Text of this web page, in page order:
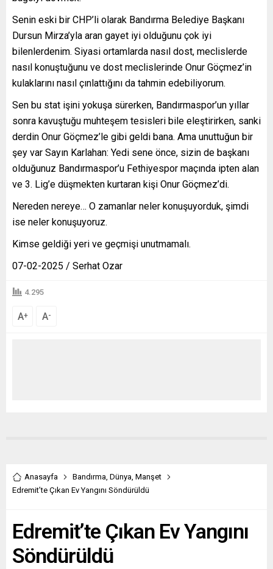
Senin eski bir CHP’li olarak Bandırma Belediye Başkanı
Dursun Mirza’yla aran gayet iyi olduğunu çok iyi
bilenlerdenim. Siyasi ortamlarda nasıl dost, meclislerde
nasıl konuştuğunu ve dost meclislerinde Onur Göçmez’in
kulaklarını nasıl çınlattığını da tahmin edebiliyorum.
Sen bu stat işini yokuşa sürerken, Bandırmaspor’un yıllar
sonra kavuştuğu muhteşem tesisleri bile eleştirirken, sanki
derdin Onur Göçmez’le gibi geldi bana. Ama unuttuğun bir
şey var Sayın Karlahan: Yedi sene önce, sizin de başkanı
olduğunuz Bandırmaspor’u Fethiyespor maçında ipten alan
ve 3. Lig’e düşmekten kurtaran kişi Onur Göçmez’di.
Nereden nereye… O zamanlar neler konuşuyorduk, şimdi
ise neler konuşuyoruz.
Kimse geldiği yeri ve geçmişi unutmamalı.
07-02-2025 / Serhat Ozar
4.295
A+ A-
Anasayfa Bandırma, Dünya, Manşet
Edremit’te Çıkan Ev Yangını Söndürüldü
Edremit’te Çıkan Ev Yangını
Söndürüldü